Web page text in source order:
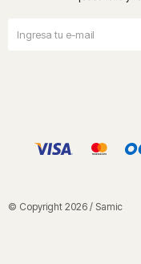
© Copyright 2026 / Samic